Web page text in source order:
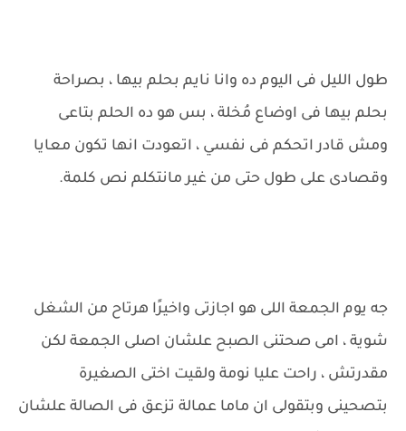
طول الليل فى اليوم ده وانا نايم بحلم بيها ، بصراحة
بحلم بيها فى اوضاع مُخلة ، بس هو ده الحلم بتاعى
ومش قادر اتحكم فى نفسي ، اتعودت انها تكون معايا
وقصادى على طول حتى من غير مانتكلم نص كلمة.
جه يوم الجمعة اللى هو اجازتى واخيرًا هرتاح من الشغل
شوية ، امى صحتنى الصبح علشان اصلى الجمعة لكن
مقدرتش ، راحت عليا نومة ولقيت اختى الصغيرة
بتصحينى وبتقولى ان ماما عمالة تزعق فى الصالة علشان